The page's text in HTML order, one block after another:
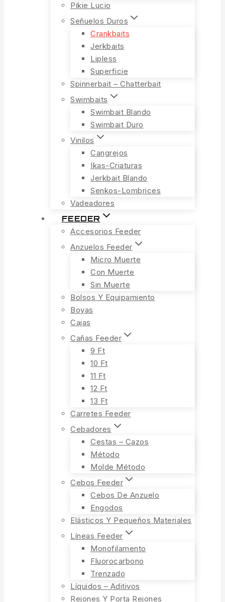
Pikie Lucio
Señuelos Duros
Crankbaits
Jerkbaits
Lipless
Superficie
Spinnerbait – Chatterbait
Swimbaits
Swimbait Blando
Swimbait Duro
Vinilos
Cangrejos
Ikas-Criaturas
Jerkbait Blando
Senkos-Lombrices
Vadeadores
FEEDER
Accesorios Feeder
Anzuelos Feeder
Micro Muerte
Con Muerte
Sin Muerte
Bolsos Y Equipamiento
Boyas
Cajas
Cañas Feeder
9 Ft
10 Ft
11 Ft
12 Ft
13 Ft
Carretes Feeder
Cebadores
Cestas – Cazos
Método
Molde Método
Cebos Feeder
Cebos De Anzuelo
Engodos
Elásticos Y Pequeños Materiales
Líneas Feeder
Monofilamento
Fluorocarbono
Trenzado
Líquidos – Aditivos
Rejones Y Porta Rejones